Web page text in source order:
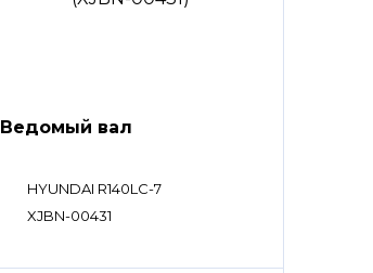
Ведомый вал
HYUNDAI R140LC-7
XJBN-00431